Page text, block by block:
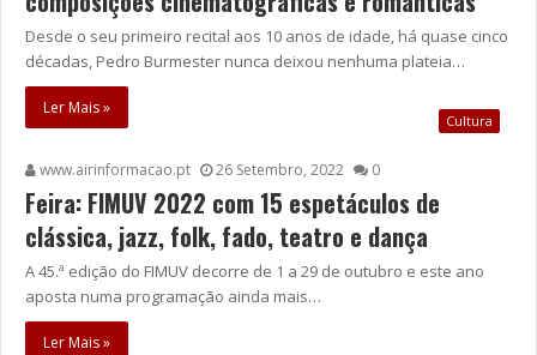
Desde o seu primeiro recital aos 10 anos de idade, há quase cinco
décadas, Pedro Burmester nunca deixou nenhuma plateia…
Ler Mais »
Cultura
www.airinformacao.pt 26 Setembro, 2022 0
Feira: FIMUV 2022 com 15 espetáculos de
clássica, jazz, folk, fado, teatro e dança
A 45.ª edição do FIMUV decorre de 1 a 29 de outubro e este ano
aposta numa programação ainda mais…
Ler Mais »